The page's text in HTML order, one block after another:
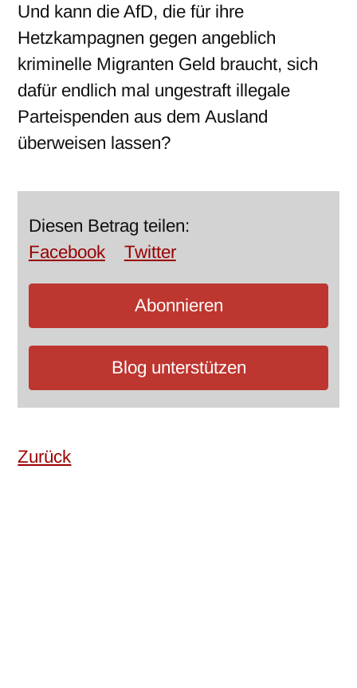
Und kann die AfD, die für ihre
Hetzkampagnen gegen angeblich
kriminelle Migranten Geld braucht, sich
dafür endlich mal ungestraft illegale
Parteispenden aus dem Ausland
überweisen lassen?
Diesen Betrag teilen:
Facebook
Twitter
Abonnieren
Blog unterstützen
Zurück